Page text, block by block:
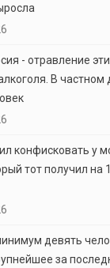
- отравление
В
конфисковать у
тот получил на
девять
за